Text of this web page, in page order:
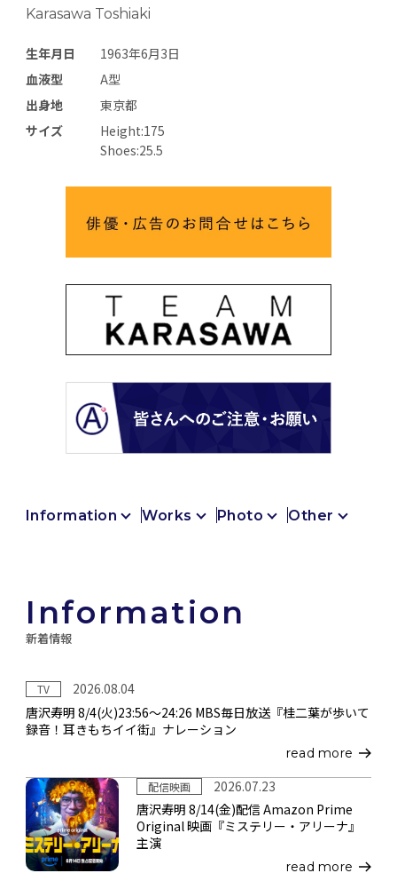
Karasawa Toshiaki
生年月日
1963年6月3日
血液型
A型
出身地
東京都
サイズ
Height:175
Shoes:25.5
Information Works Photo Other
I nformation
新着情報
TV
2026.08.04
唐沢寿明 8/4(火)23:56～24:26 MBS毎日放送『桂二葉が歩いて
録音！耳きもちイイ街』ナレーション
read more
配信映画
2026.07.23
唐沢寿明 8/14(金)配信 Amazon Prime
Original 映画『ミステリー・アリーナ』
主演
read more